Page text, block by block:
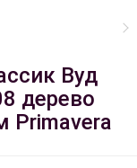
Вуд
дерево
Primavera